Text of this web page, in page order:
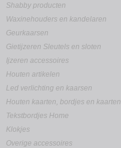
Shabby producten
Waxinehouders en kandelaren
Geurkaarsen
Gietijzeren Sleutels en sloten
Ijzeren accessoires
Houten artikelen
Led verlichting en kaarsen
Houten kaarten, bordjes en kaarten
Tekstbordjes Home
Klokjes
Overige accessoires